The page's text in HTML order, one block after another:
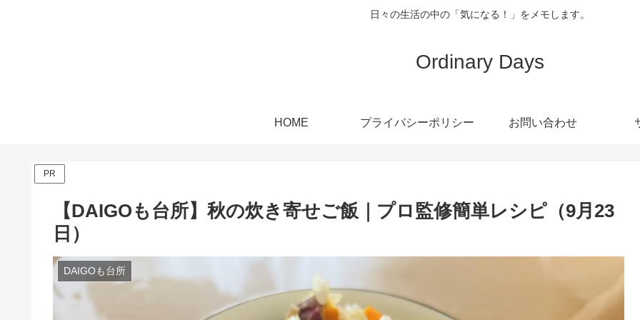
日々の生活の中の「気になる！」をメモします。
Ordinary Days
HOME プライバシーポリシー お問い合わせ
PR
【DAIGOも台所】秋の炊き寄せご飯｜プロ監修簡単レシピ（9月23
日）
DAIGOも台所